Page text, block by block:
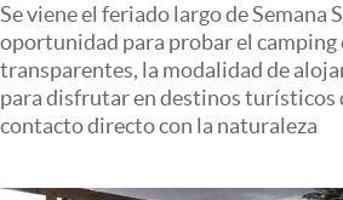
Apertura
Infotechnology
Clase
Se viene el feriado largo de Semana
oportunidad para probar el camping
transparentes, la modalidad de
para disfrutar en destinos turísticos
contacto directo con la naturaleza